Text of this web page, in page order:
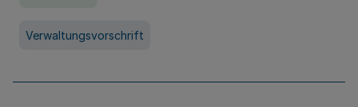
Verwaltungsvorschrift